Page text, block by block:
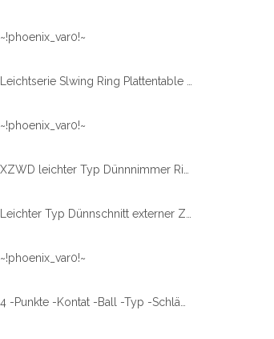
~!phoenix_var0!~
~!phoenix_var0!~
~!phoenix_var0!~